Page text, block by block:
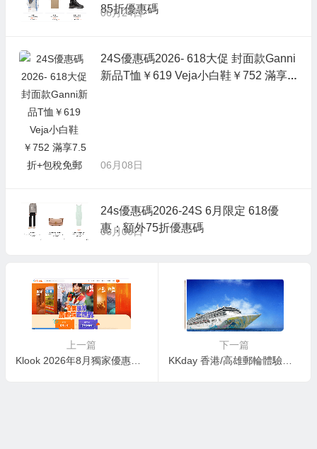
85折優惠碼
06月24日
24S優惠碼2026- 618大促 封面款Ganni
新品T恤￥619 Veja小白鞋￥752 滿享7.
06月08日
24s優惠碼2026-24S 6月限定 618優
惠：額外75折優惠碼
06月06日
上一篇
Klook 2026年8月獨家優惠：買一送一 / 低至半價
下一篇
KKday 香港/高雄郵輪體驗優惠：第2位只需$1